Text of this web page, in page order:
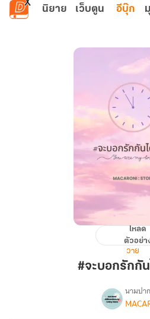
ข้ามไปยังเนื้อหาหลัก
นิยาย เว็บตูน อีบุ๊ก
รัก
โหลด
ตัวอย่า
วาย
#จะบอกรักกัน
เรื่อง
นามปา